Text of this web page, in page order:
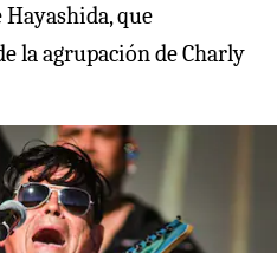
Hayashida, que
la agrupación de Charly